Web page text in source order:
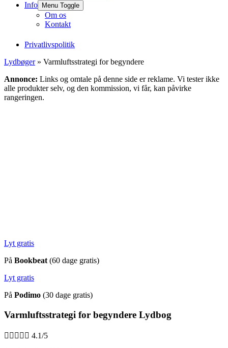
Info
Menu Toggle
Om os
Kontakt
Privatlivspolitik
Lydbøger» Varmluftsstrategi for begyndere
Annonce: Links og omtale på denne side er reklame. Vi tester ikke
alle produkter selv, og den kommission, vi får, kan påvirke
rangeringen.
Lyt gratis
På Bookbeat (60 dage gratis)
Lyt gratis
På Podimo (30 dage gratis)
Varmluftsstrategi for begyndere Lydbog
     4.1/5